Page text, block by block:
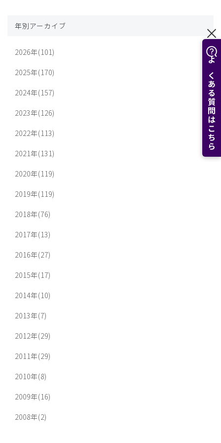
よくある質問はこちら
年別アーカイブ
2026年(101)
2025年(170)
2024年(157)
2023年(126)
2022年(113)
2021年(131)
2020年(119)
2019年(119)
2018年(76)
2017年(13)
2016年(27)
2015年(17)
2014年(10)
2013年(7)
2012年(29)
2011年(29)
2010年(8)
2009年(16)
2008年(2)